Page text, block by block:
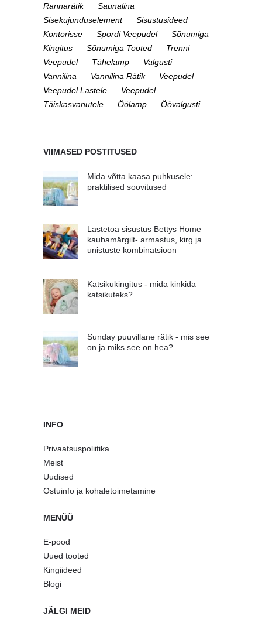
Rannarätik
Saunalina
Sisekujunduselement
Sisustusideed
Kontorisse
Spordi Veepudel
Sõnumiga
Kingitus
Sõnumiga Tooted
Trenni
Veepudel
Tähelamp
Valgusti
Vannilina
Vannilina Rätik
Veepudel
Veepudel Lastele
Veepudel
Täiskasvanutele
Öölamp Öövalgusti
VIIMASED POSTITUSED
Mida võtta kaasa puhkusele:
praktilised soovitused
Lastetoa sisustus Bettys Home
kaubamärgilt- armastus, kirg ja
unistuste kombinatsioon
Katsikukingitus - mida kinkida
katsikuteks?
Sunday puuvillane rätik - mis see
on ja miks see on hea?
INFO
Privaatsuspoliitika
Meist
Uudised
Ostuinfo ja kohaletoimetamine
MENÜÜ
E-pood
Uued tooted
Kingiideed
Blogi
JÄLGI MEID